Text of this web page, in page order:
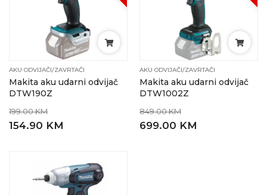
AKU ODVIJAČI/ZAVRTAČI
Makita aku udarni odvijač
DTW190Z
199.00 KM
154.90 KM
AKU ODVIJAČI/ZAVRTAČI
Makita aku udarni odvijač
DTW1002Z
849.00 KM
699.00 KM